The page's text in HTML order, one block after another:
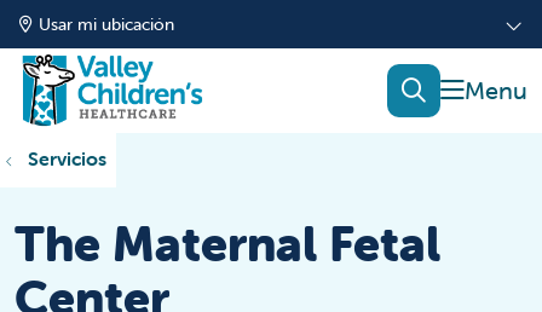
Usar mi ubicación
mostrar
buscar
Servicios
The Maternal Fetal
Center